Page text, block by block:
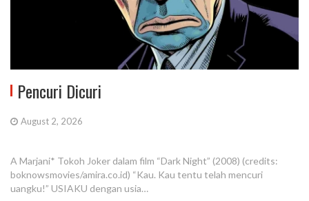
Pencuri Dicuri
August 2, 2026
A Marjani* Tokoh Joker dalam film “Dark Night” (2008) (credits:
boknowsmovies/amira.co.id) “Kau. Kau tentu telah mencuri
uangku!” USIAKU dengan usia…